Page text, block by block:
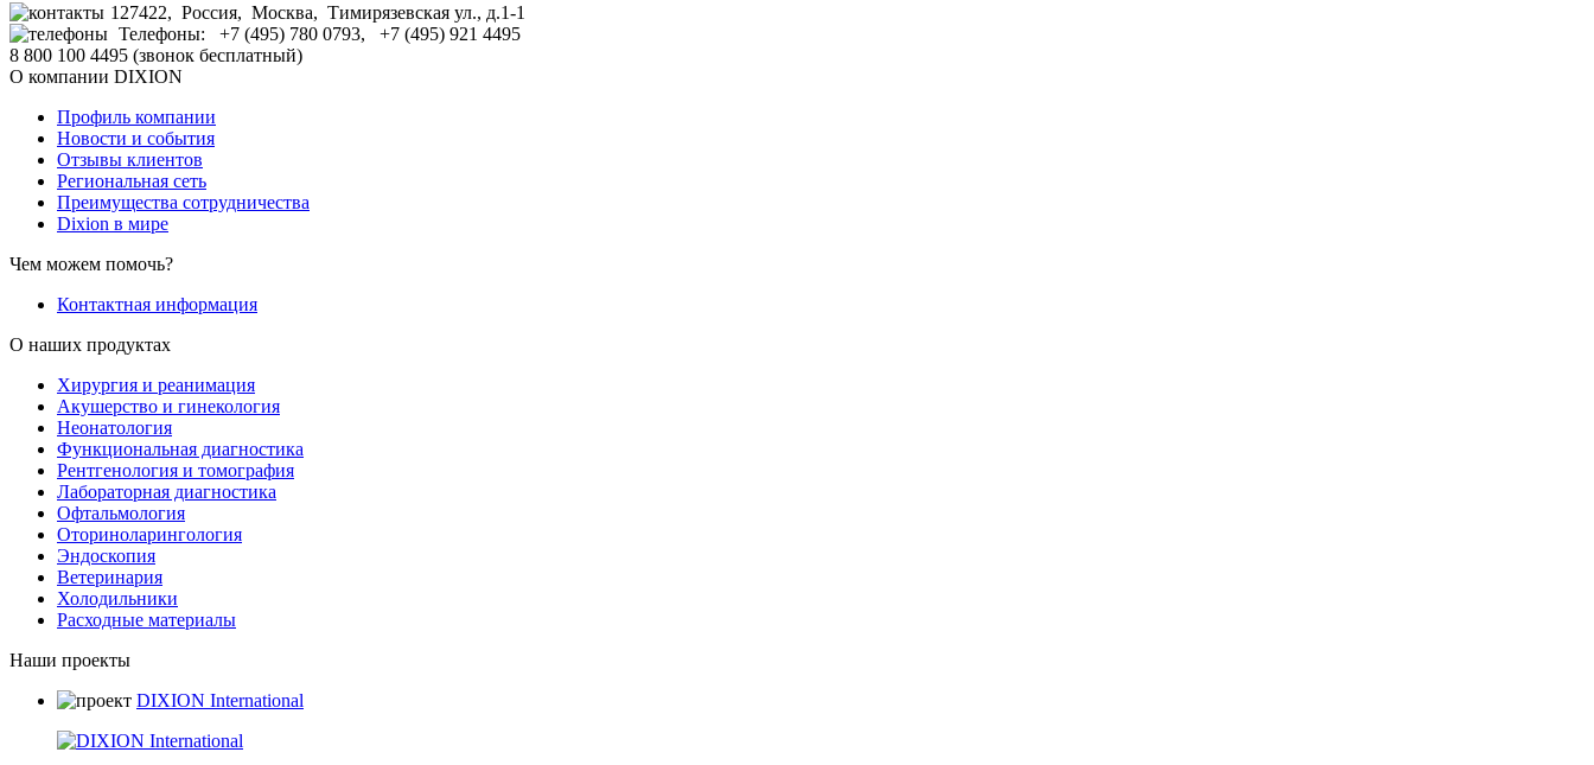
127422, Россия, Москва, Тимирязевская ул., д.1-1
Телефоны: +7 (495) 780 0793, +7 (495) 921 4495
8 800 100 4495 (звонок бесплатный)
О компании DIXION
Профиль компании
Новости и события
Отзывы клиентов
Региональная сеть
Преимущества сотрудничества
Dixion в мире
Чем можем помочь?
Контактная информация
О наших продуктах
Хирургия и реанимация
Акушерство и гинекология
Неонатология
Функциональная диагностика
Рентгенология и томография
Лабораторная диагностика
Офтальмология
Оториноларингология
Эндоскопия
Ветеринария
Холодильники
Расходные материалы
Наши проекты
DIXION International